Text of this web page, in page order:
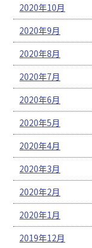
2020年10月
2020年9月
2020年8月
2020年7月
2020年6月
2020年5月
2020年4月
2020年3月
2020年2月
2020年1月
2019年12月